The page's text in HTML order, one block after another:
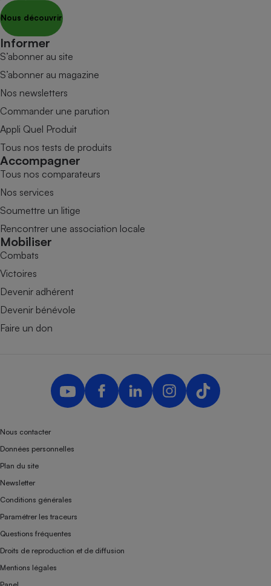
Nous découvrir
Informer
S’abonner au site
S’abonner au magazine
Nos newsletters
Commander une parution
Appli Quel Produit
Tous nos tests de produits
Accompagner
Tous nos comparateurs
Nos services
Soumettre un litige
Rencontrer une association locale
Mobiliser
Combats
Victoires
Devenir adhérent
Devenir bénévole
Faire un don
Nous contacter
Données personnelles
Plan du site
Newsletter
Conditions générales
Paramétrer les traceurs
Questions fréquentes
Droits de reproduction et de diffusion
Mentions légales